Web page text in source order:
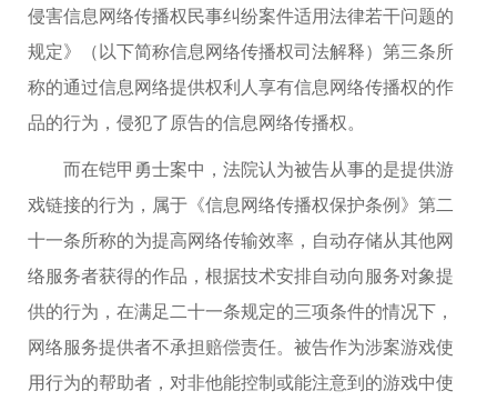
侵害信息网络传播权民事纠纷案件适用法律若干问题的
规定》（以下简称信息网络传播权司法解释）第三条所
称的通过信息网络提供权利人享有信息网络传播权的作
品的行为，侵犯了原告的信息网络传播权。
而在铠甲勇士案中，法院认为被告从事的是提供游
戏链接的行为，属于《信息网络传播权保护条例》第二
十一条所称的为提高网络传输效率，自动存储从其他网
络服务者获得的作品，根据技术安排自动向服务对象提
供的行为，在满足二十一条规定的三项条件的情况下，
网络服务提供者不承担赔偿责任。被告作为涉案游戏使
用行为的帮助者，对非他能控制或能注意到的游戏中使